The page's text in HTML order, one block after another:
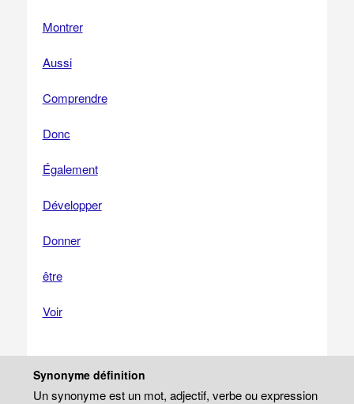
Montrer
Aussi
Comprendre
Donc
Également
Développer
Donner
être
Voir
Synonyme définition
Un synonyme est un mot, adjectif, verbe ou expression